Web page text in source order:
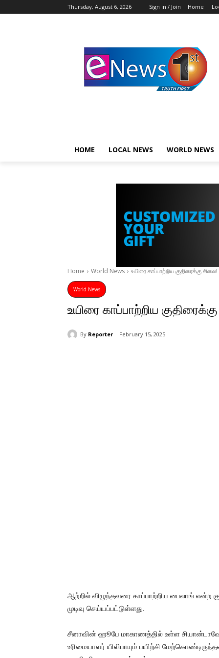
Thursday, August 6, 2026 Sign in / Join Home
HOME LOCAL NEWS WORLD NEWS
Home World News உயிரை காப்பாற்றிய குதிரைக்கு சிலை!
World News
உயிரை காப்பாற்றிய
By Reporter February 15, 2025
ஆற்றில் விழுந்தவரை காப்பாற்றிய பைலாங் என்ற
முடிவு செய்யப்பட்டுள்ளது.
சீனாவின் ஹூபே மாகாணத்தில் உள்ள சியான்டாவோ
உரிமையாளர் யிலிபாயும் பயிற்சி